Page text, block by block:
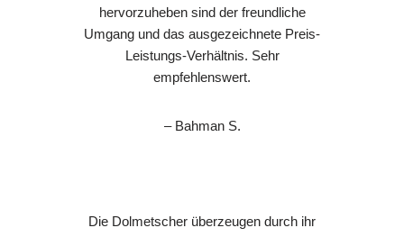
hervorzuheben sind der freundliche
Umgang und das ausgezeichnete Preis-
Leistungs-Verhältnis. Sehr
empfehlenswert.
– Bahman S.
Die Dolmetscher überzeugen durch ihr